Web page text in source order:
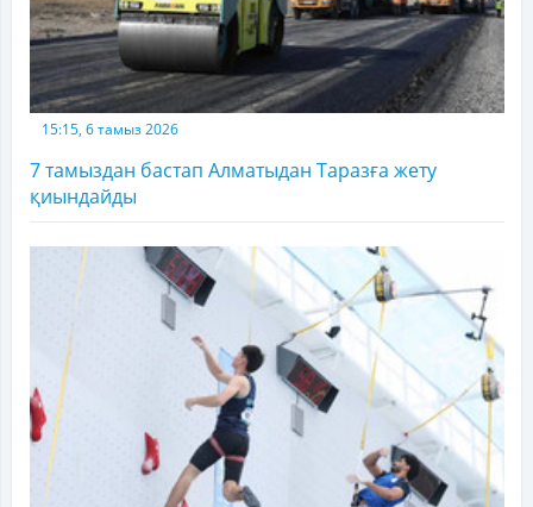
15:15, 6 тамыз 2026
7 тамыздан бастап Алматыдан Таразға жету
қиындайды